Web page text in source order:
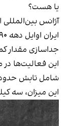
یا هست؟
جداسازی مقدار
این فعالیت‌ها
شامل تابش حدود
این میزان، سه